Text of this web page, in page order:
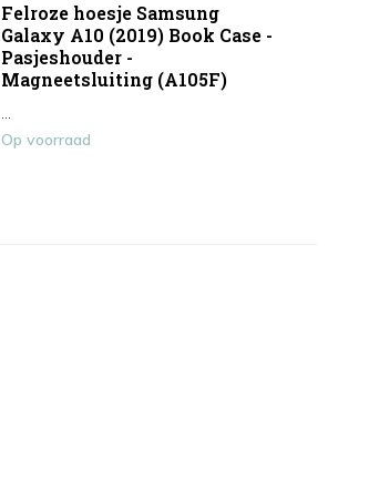
Felroze hoesje Samsung
Galaxy A10 (2019) Book Case -
Pasjeshouder -
Magneetsluiting (A105F)
...
Op voorraad